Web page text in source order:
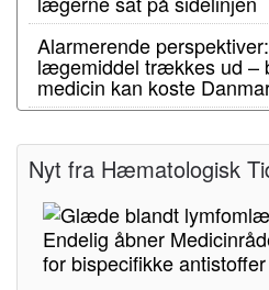
Alarmerende
lægemiddel trækkes ud –
medicin kan koste
Nyt fra Hæmatologisk